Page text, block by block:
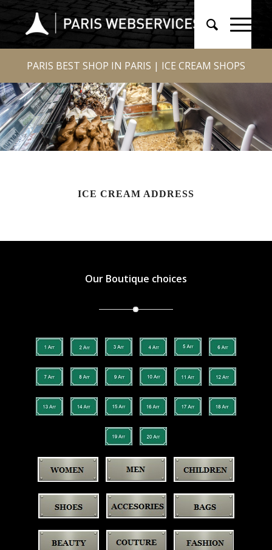
PARIS BEST SHOP IN PARIS | ICE CREAM SHOPS
ICE CREAM ADDRESS
Our Boutique choices